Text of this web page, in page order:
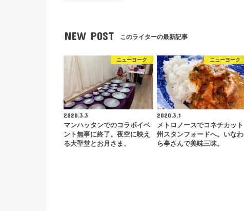
NEW POST このライターの最新記事
ニューヨーク
2020.3.3
マンハッタンでのコラボイベ
ント無事に終了。夜空に映え
る大聖堂とお月さま。
ニューヨーク
2020.3.1
メトロノースでコネチカット
州スタンフォードへ。いなわ
ら亭さんで美味三昧。